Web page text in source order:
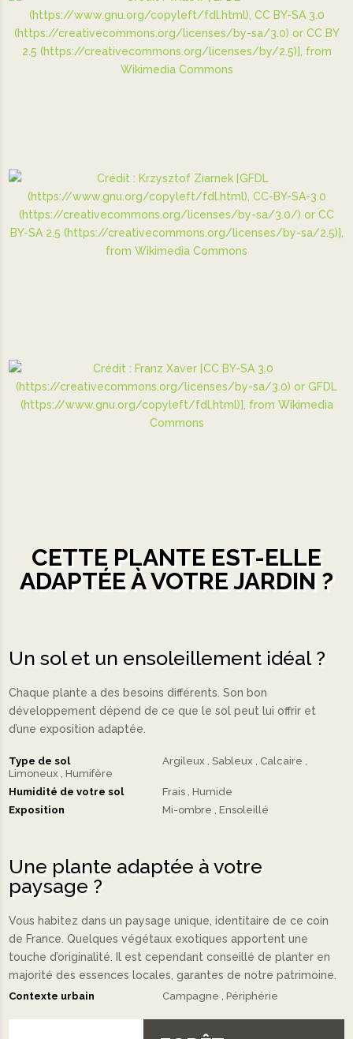
CETTE PLANTE EST-ELLE
ADAPTÉE À VOTRE JARDIN ?
Un sol et un ensoleillement idéal ?
Chaque plante a des besoins différents. Son bon
développement dépend de ce que le sol peut lui offrir et
d’une exposition adaptée.
Type de sol Argileux Sableux
Calcaire
Limoneux Humifère
Humidité de votre sol
Frais Humide
Exposition
Mi-ombre Ensoleillé
Une plante adaptée à votre
paysage ?
Vous habitez dans un paysage unique, identitaire de ce coin
de France. Quelques végétaux exotiques apportent une
touche d’originalité. Il est cependant conseillé de planter en
majorité des essences locales, garantes de notre patrimoine.
Contexte urbain Campagne Périphérie